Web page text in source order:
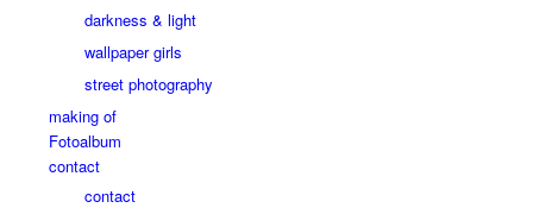
darkness & light
wallpaper girls
street photography
making of
Fotoalbum
contact
contact